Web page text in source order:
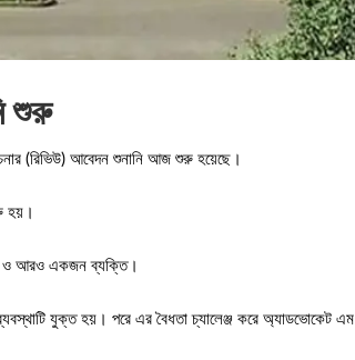
শুরু
(রিভিউ) আবেদন শুনানি আজ শুরু হয়েছে।
হয়।
ও আরও একজন ব্যক্তি।
যুক্ত হয়। পরে এর বৈধতা চ্যালেঞ্জ করে অ্যাডভোকেট এম